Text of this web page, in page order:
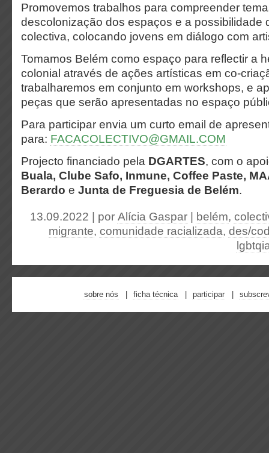
Promovemos trabalhos para compreender
descolonização dos espaços e a possibilidade
colectiva, colocando jovens em diálogo com
Tomamos Belém como espaço para reflectir a
colonial através de ações artísticas em co-
trabalharemos em conjunto em workshops, e
peças que serão apresentadas no espaço
Para participar envia um curto email de
para: FACACOLECTIVO@GMAIL.COM
Projecto financiado pela DGARTES, com o
Buala, Clube Safo, Inmune, Coffee Paste,
Berardo e Junta de Freguesia de Belém.
13.09.2022 | por Alícia Gaspar belém,
migrante, comunidade racializada, des/
sobre nós ficha técnica participar